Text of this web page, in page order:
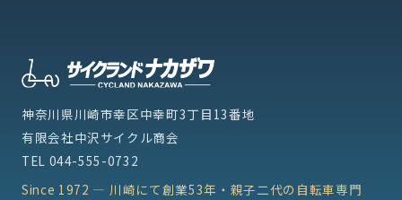
神奈川県川崎市幸区中幸町3丁目13番地
有限会社中沢サイクル商会
TEL 044-555-0732
Since 1972 — 川崎にて創業53年・親子二代の自転車専門